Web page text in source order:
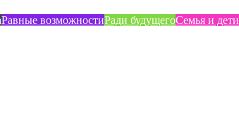
Равные возможностиРади будущегоСемья и дети